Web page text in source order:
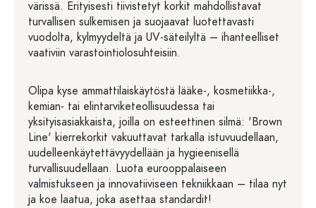
värissä. Erityisesti tiivistetyt korkit mahdollistavat
turvallisen sulkemisen ja suojaavat luotettavasti
vuodolta, kylmyydeltä ja UV-säteilyltä – ihanteelliset
vaativiin varastointiolosuhteisiin.
Olipa kyse ammattilaiskäytöstä lääke-, kosmetiikka-,
kemian- tai elintarviketeollisuudessa tai
yksityisasiakkaista, joilla on esteettinen silmä: 'Brown
Line' kierrekorkit vakuuttavat tarkalla istuvuudellaan,
uudelleenkäytettävyydellään ja hygieenisellä
turvallisuudellaan. Luota eurooppalaiseen
valmistukseen ja innovatiiviseen tekniikkaan – tilaa nyt
ja koe laatua, joka asettaa standardit!